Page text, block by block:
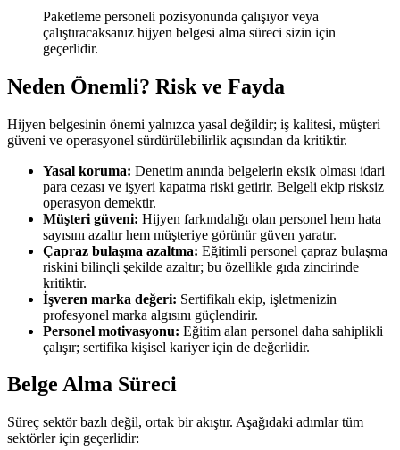
Paketleme personeli pozisyonunda çalışıyor veya
çalıştıracaksanız hijyen belgesi alma süreci sizin için
geçerlidir.
Neden Önemli? Risk ve Fayda
Hijyen belgesinin önemi yalnızca yasal değildir; iş kalitesi, müşteri
güveni ve operasyonel sürdürülebilirlik açısından da kritiktir.
Yasal koruma: Denetim anında belgelerin eksik olması idari
para cezası ve işyeri kapatma riski getirir. Belgeli ekip risksiz
operasyon demektir.
Müşteri güveni: Hijyen farkındalığı olan personel hem hata
sayısını azaltır hem müşteriye görünür güven yaratır.
Çapraz bulaşma azaltma: Eğitimli personel çapraz bulaşma
riskini bilinçli şekilde azaltır; bu özellikle gıda zincirinde
kritiktir.
İşveren marka değeri: Sertifikalı ekip, işletmenizin
profesyonel marka algısını güçlendirir.
Personel motivasyonu: Eğitim alan personel daha sahiplikli
çalışır; sertifika kişisel kariyer için de değerlidir.
Belge Alma Süreci
Süreç sektör bazlı değil, ortak bir akıştır. Aşağıdaki adımlar tüm
sektörler için geçerlidir: